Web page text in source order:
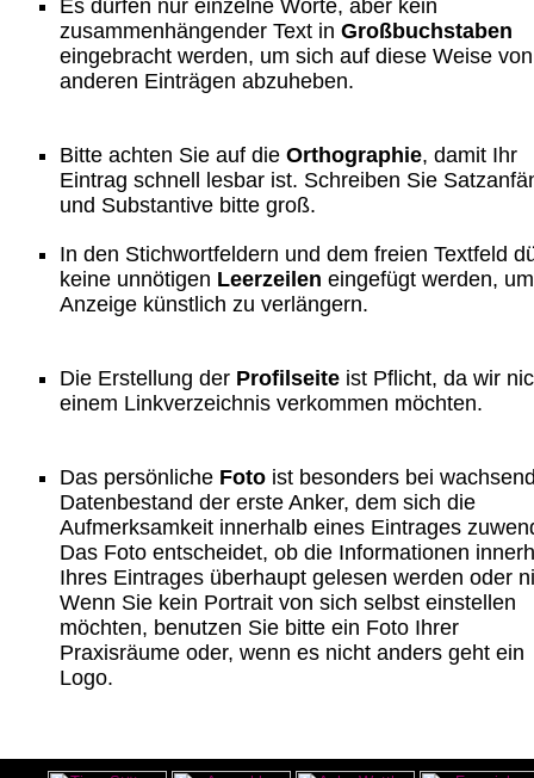
Es dürfen nur einzelne Worte, aber kein
zusammenhängender Text in Großbuchstaben
eingebracht werden, um sich auf diese Weise von
anderen Einträgen abzuheben.
Bitte achten Sie auf die Orthographie, damit Ihr
Eintrag schnell lesbar ist. Schreiben Sie
und Substantive bitte groß.
In den Stichwortfeldern und dem freien Textfeld
keine unnötigen Leerzeilen eingefügt werden,
Anzeige künstlich zu verlängern.
Die Erstellung der Profilseite ist Pflicht, da wir
einem Linkverzeichnis verkommen möchten.
Das persönliche Foto ist besonders bei
Datenbestand der erste Anker, dem sich die
Aufmerksamkeit innerhalb eines Eintrages
Das Foto entscheidet, ob die Informationen
Ihres Eintrages überhaupt gelesen werden oder
Wenn Sie kein Portrait von sich selbst einstellen
möchten, benutzen Sie bitte ein Foto Ihrer
Praxisräume oder, wenn es nicht anders geht ein
Logo.